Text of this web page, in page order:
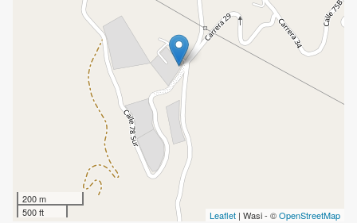
200 m
500 ft
Leaflet | Wasi - ©OpenStreetMap